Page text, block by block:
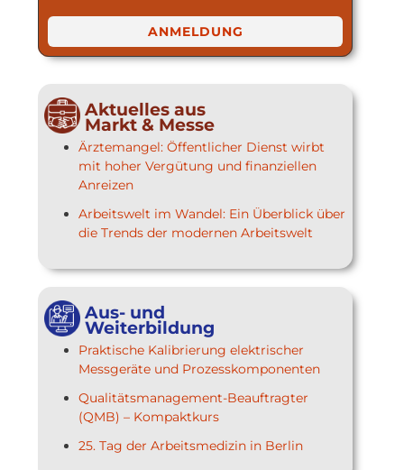
ANMELDUNG
Aktuelles aus
Markt & Messe
Ärztemangel: Öffentlicher Dienst wirbt
mit hoher Vergütung und finanziellen
Anreizen
Arbeitswelt im Wandel: Ein Überblick über
die Trends der modernen Arbeitswelt
Aus- und
Weiterbildung
Praktische Kalibrierung elektrischer
Messgeräte und Prozesskomponenten
Qualitätsmanagement-Beauftragter
(QMB) – Kompaktkurs
25. Tag der Arbeitsmedizin in Berlin